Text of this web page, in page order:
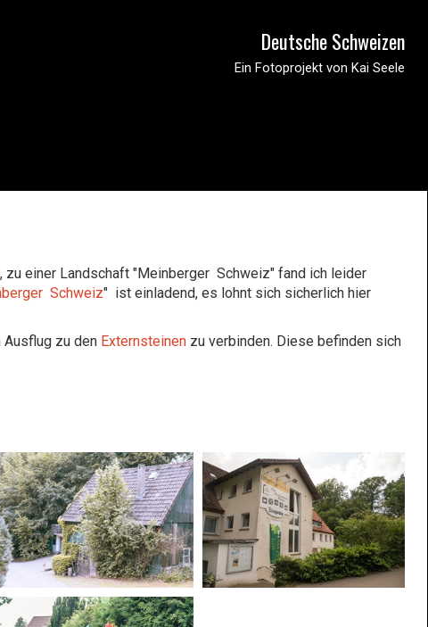
Deutsche Schweizen
Ein Fotoprojekt von Kai Seele
, zu einer Landschaft "Meinberger Schweiz" fand ich leider
Schweiz" ist einladend, es lohnt sich sicherlich hier
zu den Externsteinen zu verbinden. Diese befinden sich